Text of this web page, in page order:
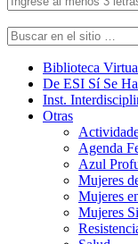
Biblioteca
De ESI Sí Se
Inst.
Otras
Agenda
Azul
Mujeres
Mujeres
Mujeres